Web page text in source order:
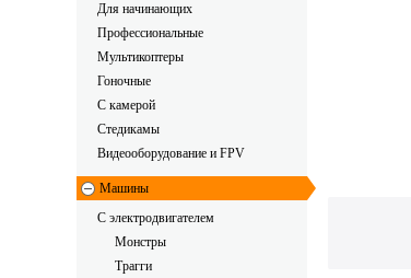
Для начинающих
Профессиональные
Мультикоптеры
Гоночные
C камерой
Стедикамы
Видеооборудование и FPV
Машины
С электродвигателем
Монстры
Трагги